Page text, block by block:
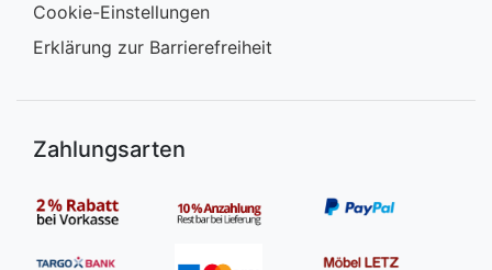
Cookie-Einstellungen
Erklärung zur Barrierefreiheit
Zahlungsarten